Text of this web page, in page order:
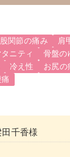
股関節の痛み 肩
タニティ 骨盤の
冷え性 お尻の
痛
千香様